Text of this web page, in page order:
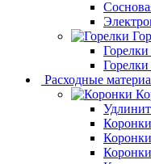
Расходные